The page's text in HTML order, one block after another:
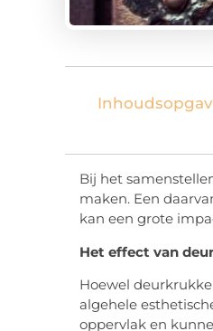
Bij het
maken. Een
kan een grote
Het effect van
Hoewel
algehele
oppervlak en